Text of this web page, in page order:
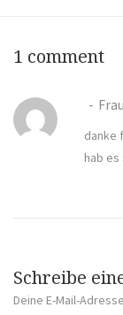
1 comment
danke
hab es
Schreibe
Deine E-Mail-